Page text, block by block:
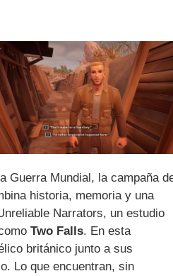
Guerra Mundial, la campaña
historia, memoria y una
Narrators, un estudio
Two Falls. En esta
británico junto a sus
Lo que encuentran, sin